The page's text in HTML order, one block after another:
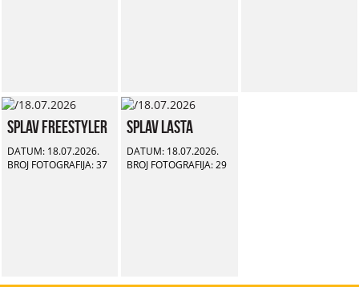
Splav Freestyler
DATUM: 18.07.2026.
BROJ FOTOGRAFIJA: 37
Splav Lasta
DATUM: 18.07.2026.
BROJ FOTOGRAFIJA: 29